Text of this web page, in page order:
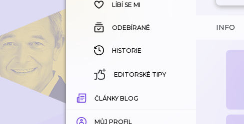
HISTORIE
LÍBÍ SE MI
ODEBÍRANÉ
HISTORIE
EDITORSKÉ TIPY
ČLÁNKY BLOG
MŮJ PROFIL
INFO